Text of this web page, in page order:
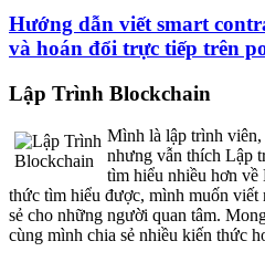
Hướng dẫn viết smart
và hoán đổi trực tiếp trên
Lập Trình Blockchain
Mình là lập trình viên,
nhưng vẫn thích Lập
tìm hiểu nhiều hơn
thức tìm hiểu được, mình muốn viết
sẻ cho những người quan tâm.
cùng mình chia sẻ nhiều kiến thức